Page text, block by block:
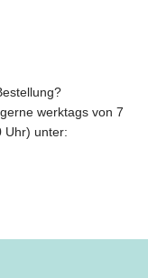
werktags von 7
Uhr) unter: